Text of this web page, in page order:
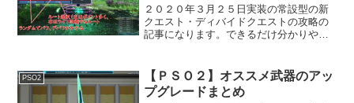
２０２０年３月２５日実装の常設型の新
クエスト・ディバイドクエストの攻略の
記事になります。できるだけ分かりやす
ージ）は１～３０まであり、クエストは
１～５、６～１０、１１～...
PSO2
【ＰＳＯ２】オススメ武器のアッ
プグレードまとめ